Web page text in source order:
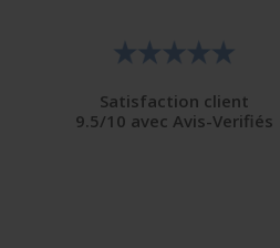
Satisfaction client
9.5/10 avec Avis-Verifiés